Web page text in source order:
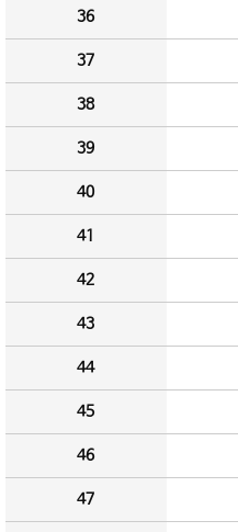
36
37
38
39
40
41
42
43
44
45
46
47